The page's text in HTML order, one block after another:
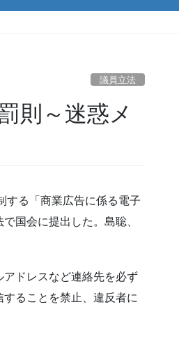
議員立法
則～迷惑メ
る「商業広告に係る電子
国会に提出した。島聡、
ドレスなど連絡先を必ず
ることを禁止、違反者に